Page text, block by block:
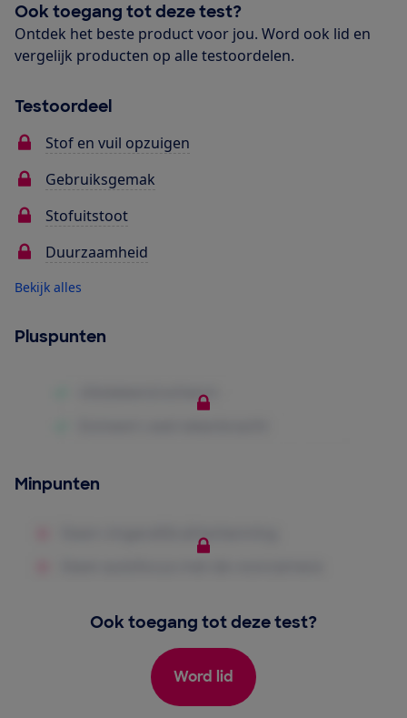
Ook toegang tot deze test?
Ontdek het beste product voor jou. Word ook lid en
vergelijk producten op alle testoordelen.
Testoordeel
Stof en vuil opzuigen
Gebruiksgemak
Stofuitstoot
Duurzaamheid
Bekijk alles
Pluspunten
Minpunten
Ook toegang tot deze test?
Word lid